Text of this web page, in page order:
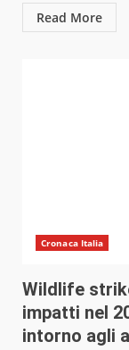
Read More
Cronaca Italia
Wildlife
impatti nel
intorno agli